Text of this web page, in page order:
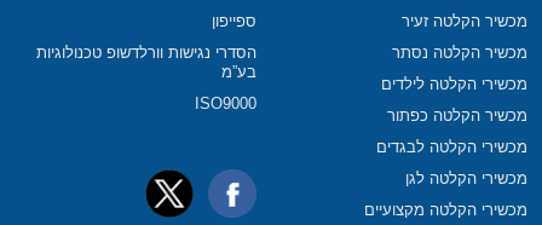
מכשיר הקלטה זעיר
מכשיר הקלטה נסתר
מכשירי הקלטה לילדים
מכשיר הקלטה כפתור
מכשירי הקלטה לבגדים
מכשירי הקלטה לגן
מכשירי הקלטה מקצועיים
ספייפון
הסדרי נגישות וורלדשופ טכנולוגיות
בע”מ
ISO9000